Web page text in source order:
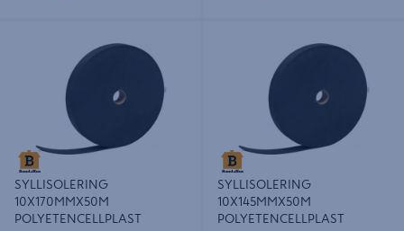
POLYETENCELLPLAST
SYLLISOLERING
10X170MMX50M
POLYETENCELLPLAST
POLYETENCELLPLAST
SYLLISOLERING
10X145MMX50M
POLYETENCELLPLAST